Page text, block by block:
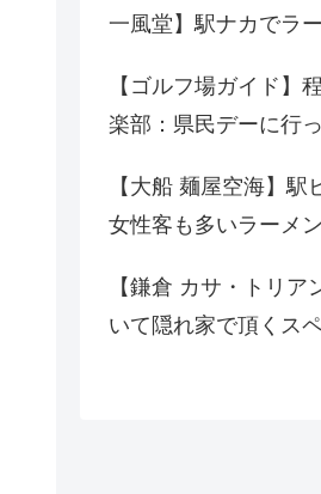
一風堂】駅ナカでラ
【ゴルフ場ガイド】
楽部：県民デーに行
【大船 麺屋空海】
女性客も多いラーメ
【鎌倉 カサ・トリ
いて隠れ家で頂くス